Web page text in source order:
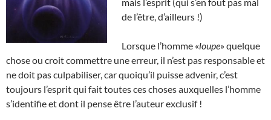
de l’être, d’ailleurs !)
Lorsque l’homme «loupe» quelque
chose ou croit commettre une erreur, il n’est pas responsable et
ne doit pas culpabiliser, car quoiqu’il puisse advenir, c’est
toujours l’esprit qui fait toutes ces choses auxquelles l’homme
s’identifie et dont il pense être l’auteur exclusif !